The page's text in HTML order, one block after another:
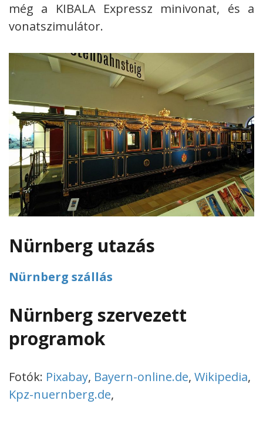
még a KIBALA Expressz minivonat, és a
vonatszimulátor.
Nürnberg utazás
Nürnberg szállás
Nürnberg szervezett
programok
Fotók: Pixabay, Bayern-online.de, Wikipedia,
Kpz-nuernberg.de,